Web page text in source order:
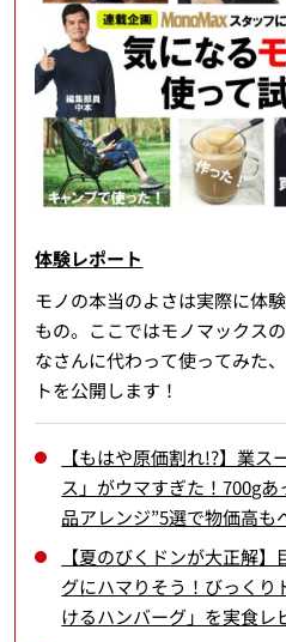
体験レポート
モノの本当のよさは実際に体
もの。ここではモノマックス
なさんに代わって使ってみた
トを公開します！
【もはや原価割れ!?】業
ス」がウマすぎた！700g
品アレンジ”5選で物価高も
【夏のびくドンが大正解
グにハマりそう！びっく
けるハンバーグ」を実食レ